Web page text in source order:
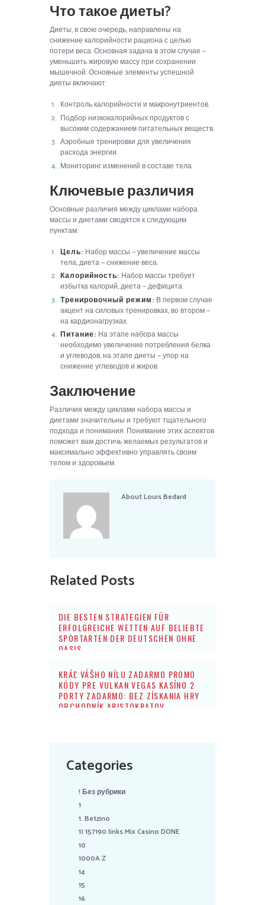
Что такое диеты?
Диеты, в свою очередь, направлены на
снижение калорийности рациона с целью
потери веса. Основная задача в этом случае —
уменьшить жировую массу при сохранении
мышечной. Основные элементы успешной
диеты включают:
Контроль калорийности и макронутриентов.
Подбор низкокалорийных продуктов с
высоким содержанием питательных веществ.
Аэробные тренировки для увеличения
расхода энергии.
Мониторинг изменений в составе тела.
Ключевые различия
Основные различия между циклами набора
массы и диетами сводятся к следующим
пунктам:
Цель: Набор массы — увеличение массы
тела, диета — снижение веса.
Калорийность: Набор массы требует
избытка калорий, диета — дефицита.
Тренировочный режим: В первом случае
акцент на силовых тренировках, во втором —
на кардионагрузках.
Питание: На этапе набора массы
необходимо увеличение потребления белка
и углеводов, на этапе диеты — упор на
снижение углеводов и жиров.
Заключение
Различия между циклами набора массы и
диетами значительны и требуют тщательного
подхода и понимания. Понимание этих аспектов
поможет вам достичь желаемых результатов и
максимально эффективно управлять своим
телом и здоровьем.
AboutLouis Bedard
Related Posts
DIE BESTEN STRATEGIEN FÜR
ERFOLGREICHE WETTEN AUF BELIEBTE
SPORTARTEN DER DEUTSCHEN OHNE
OASIS
KRÁĽ VÁŠHO NÍLU ZADARMO PROMO
KÓDY PRE VULKAN VEGAS KASÍNO 2
PORTY ZADARMO: BEZ ZÍSKANIA HRY
OBCHODNÍK ARISTOKRATOV
Categories
! Без рубрики
1
1. Betzino
1) 157190 links Mix Casino DONE
10
1000A Z
14
15
16